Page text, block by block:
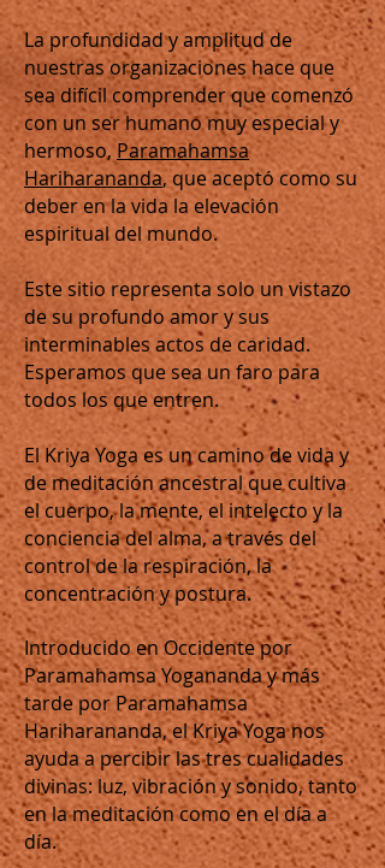
La profundidad y amplitud de
nuestras organizaciones hace que
sea difícil comprender que comenzó
con un ser humano muy especial y
hermoso, Paramahamsa
Hariharananda, que aceptó como su
deber en la vida la elevación
espiritual del mundo.
Este sitio representa solo un vistazo
de su profundo amor y sus
interminables actos de caridad.
Esperamos que sea un faro para
todos los que entren.
El Kriya Yoga es un camino de vida y
de meditación ancestral que cultiva
el cuerpo, la mente, el intelecto y la
conciencia del alma, a través del
control de la respiración, la
concentración y postura.
Introducido en Occidente por
Paramahamsa Yogananda y más
tarde por Paramahamsa
Hariharananda, el Kriya Yoga nos
ayuda a percibir las tres cualidades
divinas: luz, vibración y sonido, tanto
en la meditación como en el día a
día.